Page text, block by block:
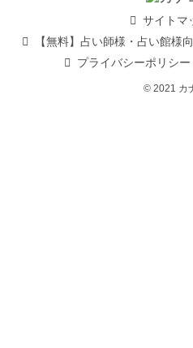
サイトマ
【無料】占い師様・占い館様
プライバシーポリシー
© 2021 カ